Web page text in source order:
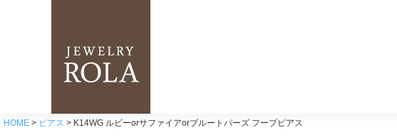
HOME ピアス K14WG ルビーorサファイアorブルートパーズ フープピアス